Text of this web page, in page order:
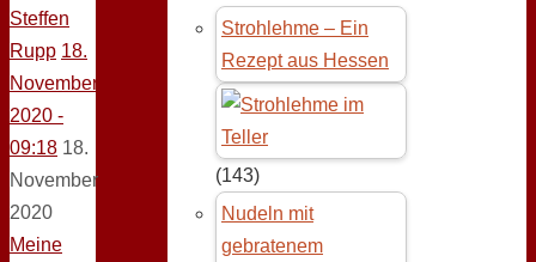
Steffen
Rupp 18.
November
2020 -
09:18 18.
November
2020
Meine
Strohlehme – Ein
Rezept aus Hessen
(143)
Nudeln mit
gebratenem